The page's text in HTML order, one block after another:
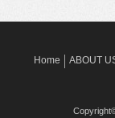
Home ABOUT